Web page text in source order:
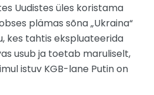
Uudistes üles koristama
plämas sõna „Ukraina“
kes tahtis ekspluateerida
usub ja toetab maruliselt,
istuv KGB-lane Putin on